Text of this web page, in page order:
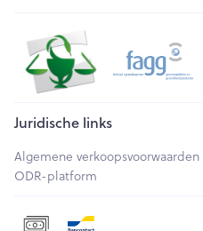
Juridische links
Algemene verkoopsvoorwaarden
ODR-platform